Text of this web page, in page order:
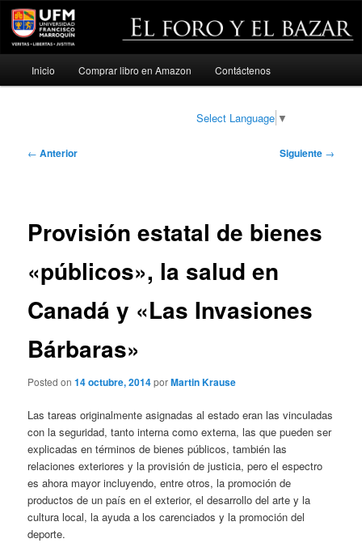
Ir
Inicio Comprar libro en Amazon Contáctenos
Select Language ▼
Navegación
← Anterior Siguiente →
Provisión estatal de bienes
«públicos», la salud en
Canadá y «Las Invasiones
Bárbaras»
Posted on14 octubre, 2014porMartin Krause
Las tareas originalmente asignadas al estado eran las vinculadas
con la seguridad, tanto interna como externa, las que pueden ser
explicadas en términos de bienes públicos, también las
relaciones exteriores y la provisión de justicia, pero el espectro
es ahora mayor incluyendo, entre otros, la promoción de
productos de un país en el exterior, el desarrollo del arte y la
cultura local, la ayuda a los carenciados y la promoción del
deporte.